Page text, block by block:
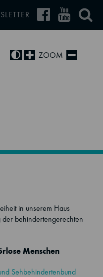
ZOOM
in unserem Haus
der behindertengerechten
Menschen
Sehbehindertenbund